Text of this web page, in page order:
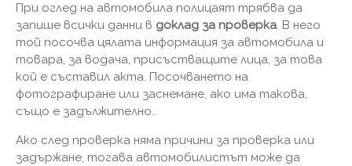
При оглед на автомобила полицаят трябва да
запише всички данни в доклад за проверка. В него
той посочва цялата информация за автомобила и
товара, за водача, присъстващите лица, за това
кой е съставил акта. Посочването на
фотографиране или заснемане, ако има такова,
също е задължително..
Ако след проверка няма причини за проверка или
задържане, тогава автомобилистът може да